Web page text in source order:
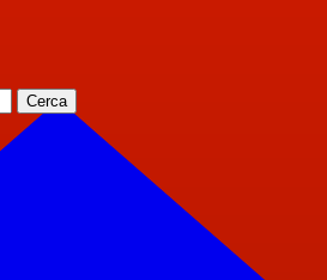
Cerca